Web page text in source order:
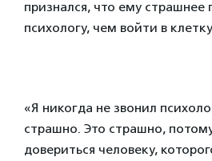
признался, что ему страшнее
психологу, чем войти в
«Я никогда не звонил
страшно. Это страшно,
довериться человеку,